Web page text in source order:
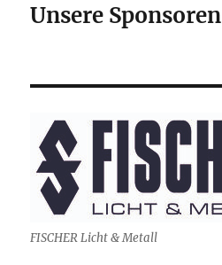
Unsere Sponsoren
FISCHER Licht & Metall